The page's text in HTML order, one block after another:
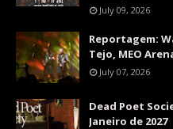
July 09, 2026
Reportagem:
Tejo, MEO
July 07, 2026
Dead Poet
Janeiro de 2027